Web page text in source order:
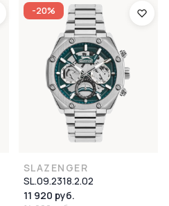
-20%
SLAZENGER
SL.09.2318.2.02
11 920 руб.